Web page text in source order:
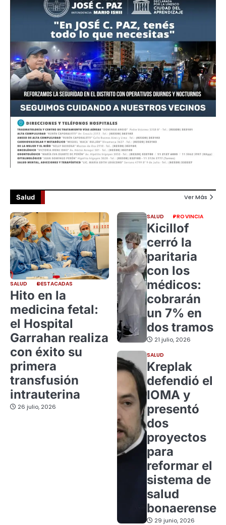
Salud Ver Más
SALUD DESTACADAS
Hito en la
medicina fetal:
el Hospital
Garrahan realiza
con éxito su
primera
transfusión
intrauterina
26 julio, 2026
SALUD PROVINCIA
Kicillof
cerró la
paritaria
con los
médicos:
cobrarán
un 7% en
dos tramos
21 julio, 2026
SALUD
Kreplak
defendió el
IOMA y
presentó
dos
proyectos
para
reformar el
sistema de
salud
bonaerense
29 junio, 2026